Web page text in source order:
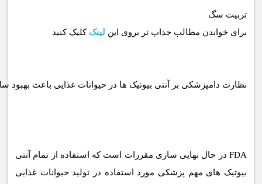
تربیت سگ
برای خواندن مطالب جذاب تر بروی این لینک کلیک کنید
FDA در حال نهایی سازی مقررات است که استفاده از تمام آنتی
بیوتیک های مهم پزشکی مورد استفاده در تولید حیوانات غذایی